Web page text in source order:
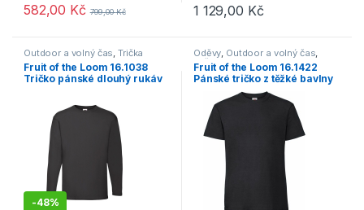
582,00 Kč 799,00Kč 1 129,00 Kč
Tento produkt má více variant.
Outdoor a volný čas ,Trička
Fruit of the Loom 16.1038
Tričko pánské dlouhý rukáv
-48%
Oděvy Outdoor a volný čas
Trička
Fruit of the Loom 16.1422
Pánské tričko z těžké bavlny